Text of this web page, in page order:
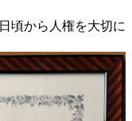
頃から人権を大切に